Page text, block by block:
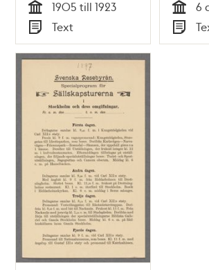
Tid
1905 till 1923
Typ
Text Tid
6
Typ